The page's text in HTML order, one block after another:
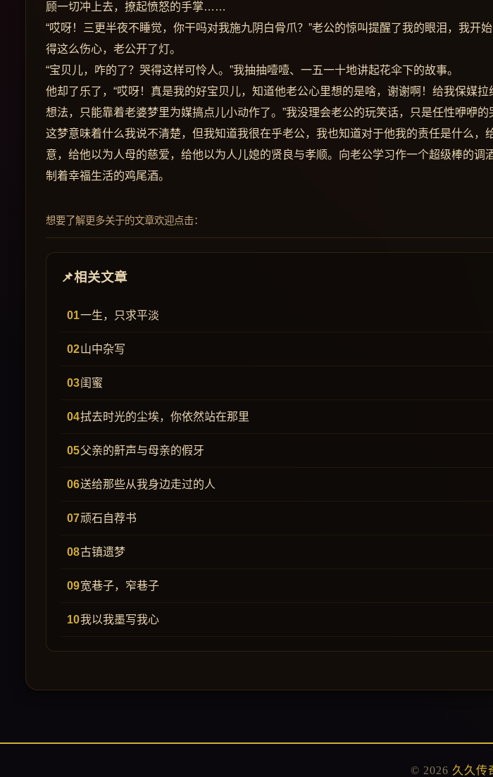
顾一切冲上去，撩起愤怒的手掌……
“哎呀！三更半夜不睡觉，你干吗对我施九阴白骨爪？”老公的惊叫提醒了我的眼泪，我开
得这么伤心，老公开了灯。
“宝贝儿，咋的了？哭得这样可怜人。”我抽抽噎噎、一五一十地讲起花伞下的故事。
他却了乐了，“哎呀！真是我的好宝贝儿，知道他老公心里想的是啥，谢谢啊！给我保媒
想法，只能靠着老婆梦里为媒搞点儿小动作了。”我没理会老公的玩笑话，只是任性咿咿的
这梦意味着什么我说不清楚，但我知道我很在乎老公，我也知道对于他我的责任是什么，
意，给他以为人母的慈爱，给他以为人儿媳的贤良与孝顺。向老公学习作一个超级棒的调
制着幸福生活的鸡尾酒。
想要了解更多关于的文章欢迎点击：
相关文章
一生，只求平淡
山中杂写
闺蜜
拭去时光的尘埃，你依然站在那里
父亲的鼾声与母亲的假牙
送给那些从我身边走过的人
顽石自荐书
古镇遗梦
宽巷子，窄巷子
我以我墨写我心
© 2026 久久传